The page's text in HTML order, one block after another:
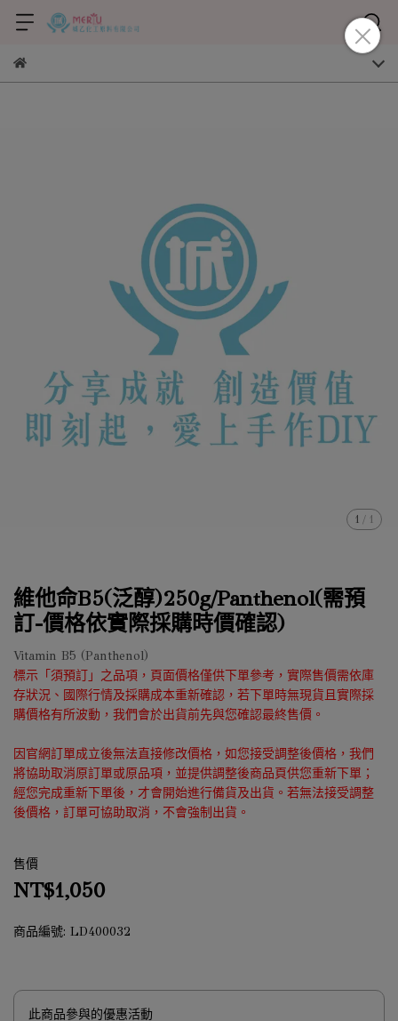
1 / 1
維他命B5(泛醇)250g/Panthenol(需預
訂-價格依實際採購時價確認)
Vitamin B5 (Panthenol)
標示「須預訂」之品項，頁面價格僅供下單參考，實際售價需依庫
存狀況、國際行情及採購成本重新確認，若下單時無現貨且實際採
購價格有所波動，我們會於出貨前先與您確認最終售價。
因官網訂單成立後無法直接修改價格，如您接受調整後價格，我們
將協助取消原訂單或原品項，並提供調整後商品頁供您重新下單；
經您完成重新下單後，才會開始進行備貨及出貨。若無法接受調整
後價格，訂單可協助取消，不會強制出貨。
售價
NT$1,050
商品編號: LD400032
此商品參與的優惠活動